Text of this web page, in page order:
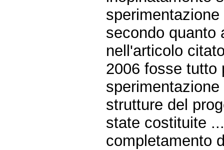
secondo quanto
nell'articolo
2006 fosse tutto
strutture del
state costituite
completamento